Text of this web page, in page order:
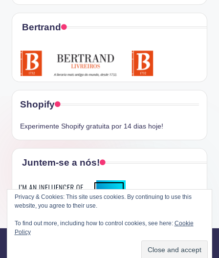
Bertrand
Shopify
Experimente Shopify gratuita por 14 dias hoje!
Juntem-se a nós!
Privacy & Cookies: This site uses cookies. By continuing to use this
website, you agree to their use.
To find out more, including how to control cookies, see here: Cookie
Policy